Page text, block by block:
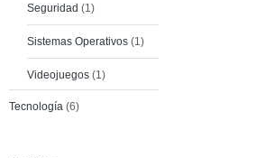
Seguridad (1)
Sistemas Operativos (1)
Videojuegos (1)
Tecnología (6)